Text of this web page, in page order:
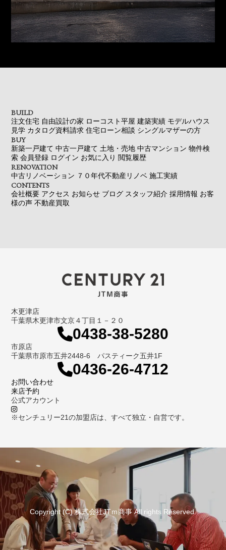
BUILD
注文住宅 自由設計の家 ローコスト平屋 建築実績 モデルハウス
見学 カタログ資料請求 住宅ローン相談 シングルマザーの方
BUY
新築一戸建て 中古一戸建て 土地・売地 中古マンション 物件検
索 会員登録 ログイン お気に入り 閲覧履歴
RENOVATION
中古リノベーション ７０年代不動産リノベ 施工実績
CONTENTS
会社概要 アクセス お知らせ ブログ スタッフ紹介 採用情報 お客
様の声 不動産買取
木更津店
千葉県木更津市文京４丁目１－２０
0438-38-5280
市原店
千葉県市原市五井2448-6 パスティーク五井1F
0436-26-4712
お問い合わせ
来店予約
公式アカウント
※センチュリー21の加盟店は、すべて独立・自営です。
Copyright (C) 株式会社JTｍ商事 All rights Reserved.